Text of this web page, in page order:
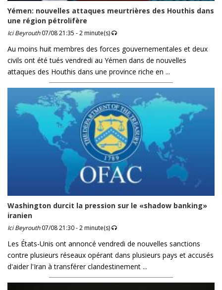
Yémen: nouvelles attaques meurtrières des Houthis dans
une région pétrolifère
Ici Beyrouth07/08 21:35 - 2 minute(s)
Au moins huit membres des forces gouvernementales et deux
civils ont été tués vendredi au Yémen dans de nouvelles
attaques des Houthis dans une province riche en ...
Washington durcit la pression sur le «shadow banking»
iranien
Ici Beyrouth07/08 21:30 - 2 minute(s)
Les États-Unis ont annoncé vendredi de nouvelles sanctions
contre plusieurs réseaux opérant dans plusieurs pays et accusés
d'aider l'Iran à transférer clandestinement ...